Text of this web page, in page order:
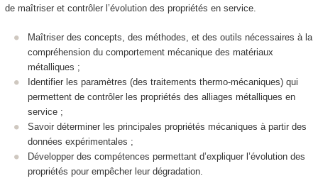
de maîtriser et contrôler l’évolution des propriétés en service.
Maîtriser des concepts, des méthodes, et des outils nécessaires à la
compréhension du comportement mécanique des matériaux
métalliques ;
Identifier les paramètres (des traitements thermo-mécaniques) qui
permettent de contrôler les propriétés des alliages métalliques en
service ;
Savoir déterminer les principales propriétés mécaniques à partir des
données expérimentales ;
Développer des compétences permettant d’expliquer l’évolution des
propriétés pour empêcher leur dégradation.